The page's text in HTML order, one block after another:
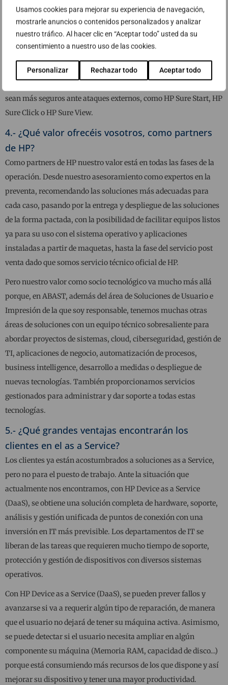
Usamos cookies para mejorar su experiencia de navegación,
mostrarle anuncios o contenidos personalizados y analizar
nuestro tráfico. Al hacer clic en “Aceptar todo” usted da su
consentimiento a nuestro uso de las cookies.
Personalizar Rechazar todo Aceptar todo
o HP ProBook 650 o HP ProBook 440, que están diseñados para
entornos de teletrabajo y movilidad.
El tener tanta diversidad de gama de producto, nos permite llegar
necesidades. Y a nivel de la seguridad de los equipos, la
sean más seguros ante ataques externos, como HP Sure Start, HP
Sure Click o HP Sure View.
4.- ¿Qué valor ofrecéis vosotros, como partners
de HP?
Como partners de HP nuestro valor está en todas las fases de la
operación. Desde nuestro asesoramiento como expertos en la
preventa, recomendando las soluciones más adecuadas para
cada caso, pasando por la entrega y despliegue de las soluciones
de la forma pactada, con la posibilidad de facilitar equipos listos
ya para su uso con el sistema operativo y aplicaciones
instaladas a partir de maquetas, hasta la fase del servicio post
venta dado que somos servicio técnico oficial de HP.
Pero nuestro valor como socio tecnológico va mucho más allá
porque, en ABAST, además del área de Soluciones de Usuario e
Impresión de la que soy responsable, tenemos muchas otras
áreas de soluciones con un equipo técnico sobresaliente para
abordar proyectos de sistemas, cloud, ciberseguridad, gestión de
TI, aplicaciones de negocio, automatización de procesos,
business intelligence, desarrollo a medidas o despliegue de
nuevas tecnologías. También proporcionamos servicios
gestionados para administrar y dar soporte a todas estas
tecnologías.
5.- ¿Qué grandes ventajas encontrarán los
clientes en el as a Service?
Los clientes ya están acostumbrados a soluciones as a Service,
pero no para el puesto de trabajo. Ante la situación que
actualmente nos encontramos, con HP Device as a Service
(DaaS), se obtiene una solución completa de hardware, soporte,
análisis y gestión unificada de puntos de conexión con una
inversión en IT más previsible. Los departamentos de IT se
liberan de las tareas que requieren mucho tiempo de soporte,
protección y gestión de dispositivos con diversos sistemas
operativos.
Con HP Device as a Service (DaaS), se pueden prever fallos y
avanzarse si va a requerir algún tipo de reparación, de manera
que el usuario no dejará de tener su máquina activa. Asimismo,
se puede detectar si el usuario necesita ampliar en algún
componente su máquina (Memoria RAM, capacidad de disco…)
porque está consumiendo más recursos de los que dispone y así
mejorar su dispositivo y tener una mayor productividad.